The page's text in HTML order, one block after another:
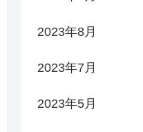
2023年8月
2023年7月
2023年5月